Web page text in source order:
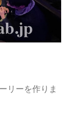
リーを作りま